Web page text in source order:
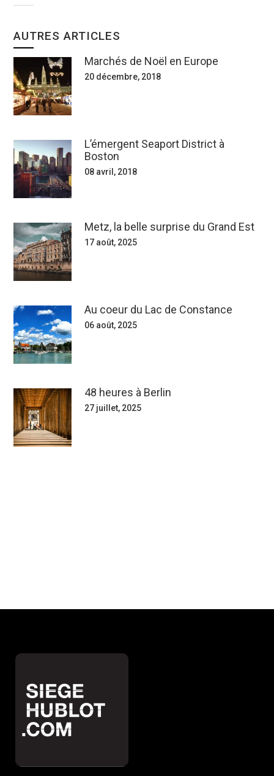
AUTRES ARTICLES
Marchés de Noël en Europe
20 décembre, 2018
L’émergent Seaport District à
Boston
08 avril, 2018
Metz, la belle surprise du Grand Est
17 août, 2025
Au coeur du Lac de Constance
06 août, 2025
48 heures à Berlin
27 juillet, 2025